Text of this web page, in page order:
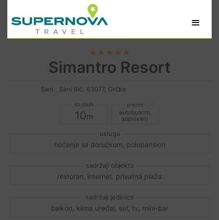
≡
★★★★★
Simantro Resort
Sani , Sani Bič, 63077, Grčka
10
autobusom,
sopstveni
noćenje sa doručkom, polupansion
restoran, internet, privatna plaža
balkon, klima uređaj, sef, tv, mini-bar